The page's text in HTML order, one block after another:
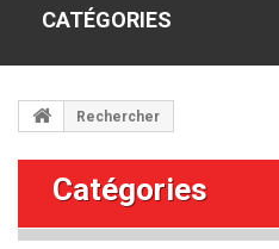
CATÉGORIES
Rechercher
Catégories